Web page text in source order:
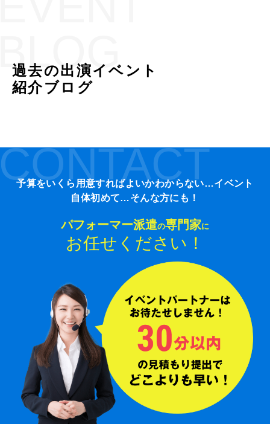
過去の出演イベント
紹介ブログ
予算をいくら用意すればよいかわからない…イベント
自体初めて…そんな方にも！
パフォーマー派遣の専門家に
お任せください！